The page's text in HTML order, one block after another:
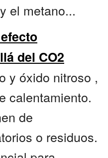
el metano...
del CO2
y óxido nitroso ,
calentamiento.
de
o residuos.